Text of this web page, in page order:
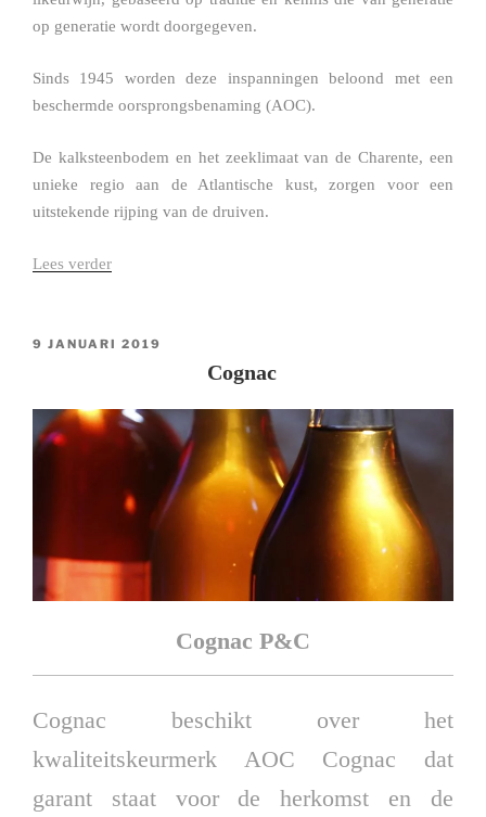
op generatie wordt doorgegeven.
Sinds 1945 worden deze inspanningen beloond met een
beschermde oorsprongsbenaming (AOC).
De kalksteenbodem en het zeeklimaat van de Charente, een
unieke regio aan de Atlantische kust, zorgen voor een
uitstekende rijping van de druiven.
Lees verder
GEPLAATST
9 JANUARI 2019
Cognac
Cognac P&C
Cognac beschikt over het
kwaliteitskeurmerk AOC Cognac dat
garant staat voor de herkomst en de